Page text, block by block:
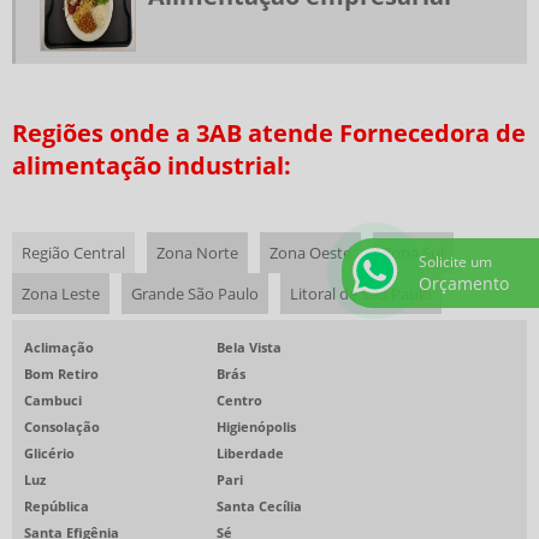
EMPRESAS DE COZINHA INDUSTRIAL EM SP
SERVIÇOS DE ALIMENTAÇÃO PRIVATIVOS
RESTAURANTE CORPORATIVO
EMPRESAS DE ALIMENTAÇÃO SAUDÁVEL
EMPRESAS PRESTADORAS DE SERVIÇOS DE ALIMENTAÇÃO COLETIVA
RESTAURANTE EVENTO CORPORATIVO
BUFFET ALMOÇO CORPORATIVO
RESTAURANTE EVENTO CORPORATIVO SP
ALIMENTAÇÃO COLETIVA PARA GRANDES EMPRESAS
ALIMENTAÇÃO COLETIVA PARA INDÚSTRIAS
Regiões onde a 3AB atende Fornecedora de
alimentação industrial:
Região Central Zona Norte Zona Oeste
Zona Sul
Zona Leste
Grande São Paulo Litoral de São Paulo
Aclimação
Bela Vista
Bom Retiro
Brás
Cambuci
Centro
Consolação
Higienópolis
Glicério
Liberdade
Luz
Pari
República
Santa Cecília
Santa Efigênia
Sé
Solicite um
Orçamento